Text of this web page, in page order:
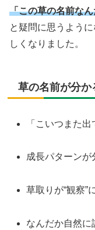
「この草の名前な
と疑問に思うよう
しくなりました。
草の名前が分
「こいつまた
成長パターン
草取りが“観察”
なんだか自然に